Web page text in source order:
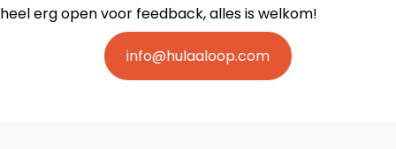
heel erg open voor feedback, alles is welkom!
info@hulaaloop.com